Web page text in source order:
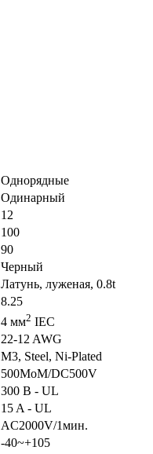
Однорядные
Одинарный
12
100
90
Черный
Латунь, луженая, 0.8t
8.25
4 мм2 IEC
22-12 AWG
M3, Steel, Ni-Plated
500MoM/DC500V
300 В - UL
15 A - UL
AC2000V/1мин.
-40~+105